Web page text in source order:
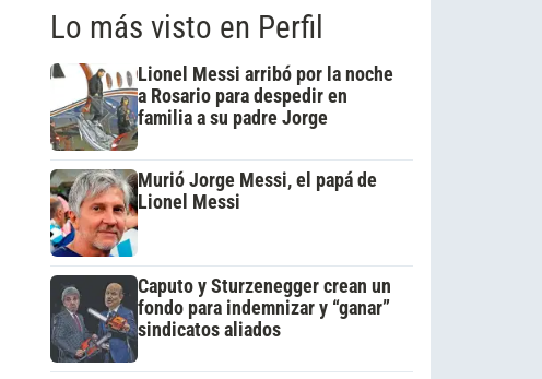
Lo más visto en Perfil
Lionel Messi arribó por la noche
a Rosario para despedir en
familia a su padre Jorge
Murió Jorge Messi, el papá de
Lionel Messi
Caputo y Sturzenegger crean un
fondo para indemnizar y “ganar”
sindicatos aliados